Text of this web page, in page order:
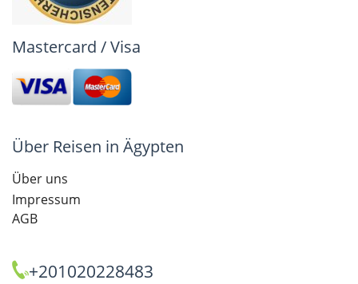
Mastercard / Visa
Über Reisen in Ägypten
Über uns
Impressum
AGB
+201020228483